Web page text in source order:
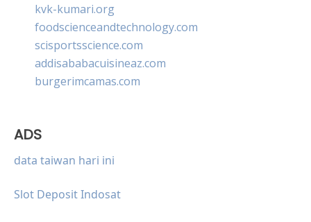
kvk-kumari.org
foodscienceandtechnology.com
scisportsscience.com
addisababacuisineaz.com
burgerimcamas.com
ADS
data taiwan hari ini
Slot Deposit Indosat